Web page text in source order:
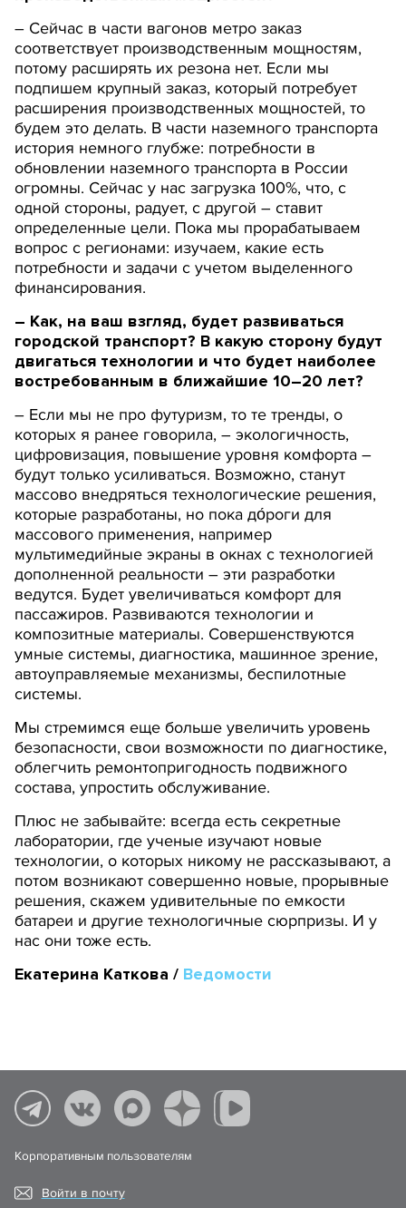
– Сейчас в части вагонов метро заказ
соответствует производственным мощностям,
потому расширять их резона нет. Если мы
подпишем крупный заказ, который потребует
расширения производственных мощностей, то
будем это делать. В части наземного транспорта
история немного глубже: потребности в
обновлении наземного транспорта в России
огромны. Сейчас у нас загрузка 100%, что, с
одной стороны, радует, с другой – ставит
определенные цели. Пока мы прорабатываем
вопрос с регионами: изучаем, какие есть
потребности и задачи с учетом выделенного
финансирования.
– Как, на ваш взгляд, будет развиваться
городской транспорт? В какую сторону будут
двигаться технологии и что будет наиболее
востребованным в ближайшие 10–20 лет?
– Если мы не про футуризм, то те тренды, о
которых я ранее говорила, – экологичность,
цифровизация, повышение уровня комфорта –
будут только усиливаться. Возможно, станут
массово внедряться технологические решения,
которые разработаны, но пока до́роги для
массового применения, например
мультимедийные экраны в окнах с технологией
дополненной реальности – эти разработки
ведутся. Будет увеличиваться комфорт для
пассажиров. Развиваются технологии и
композитные материалы. Совершенствуются
умные системы, диагностика, машинное зрение,
автоуправляемые механизмы, беспилотные
системы.
Мы стремимся еще больше увеличить уровень
безопасности, свои возможности по диагностике,
облегчить ремонтопригодность подвижного
состава, упростить обслуживание.
Плюс не забывайте: всегда есть секретные
лаборатории, где ученые изучают новые
технологии, о которых никому не рассказывают, а
потом возникают совершенно новые, прорывные
решения, скажем удивительные по емкости
батареи и другие технологичные сюрпризы. И у
нас они тоже есть.
Екатерина Каткова / Ведомости
Корпоративным пользователям
Войти в почту